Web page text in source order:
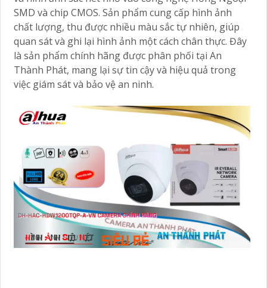
SMD và chip CMOS. Sản phẩm cung cấp hình ảnh
chất lượng, thu được nhiều màu sắc tự nhiên, giúp
quan sát và ghi lại hình ảnh một cách chân thực. Đây
là sản phẩm chính hãng được phân phối tại An
Thành Phát, mang lại sự tin cậy và hiệu quả trong
việc giám sát và bảo vệ an ninh.